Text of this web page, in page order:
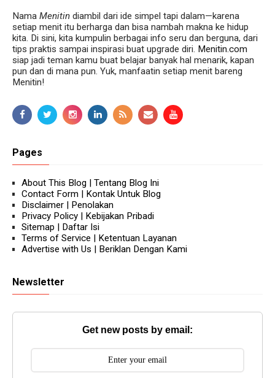
Nama Menitin diambil dari ide simpel tapi dalam—karena
setiap menit itu berharga dan bisa nambah makna ke hidup
kita. Di sini, kita kumpulin berbagai info seru dan berguna, dari
tips praktis sampai inspirasi buat upgrade diri. Menitin.com
siap jadi teman kamu buat belajar banyak hal menarik, kapan
pun dan di mana pun. Yuk, manfaatin setiap menit bareng
Menitin!
Pages
About This Blog | Tentang Blog Ini
Contact Form | Kontak Untuk Blog
Disclaimer | Penolakan
Privacy Policy | Kebijakan Pribadi
Sitemap | Daftar Isi
Terms of Service | Ketentuan Layanan
Advertise with Us | Beriklan Dengan Kami
Newsletter
Get new posts by email: